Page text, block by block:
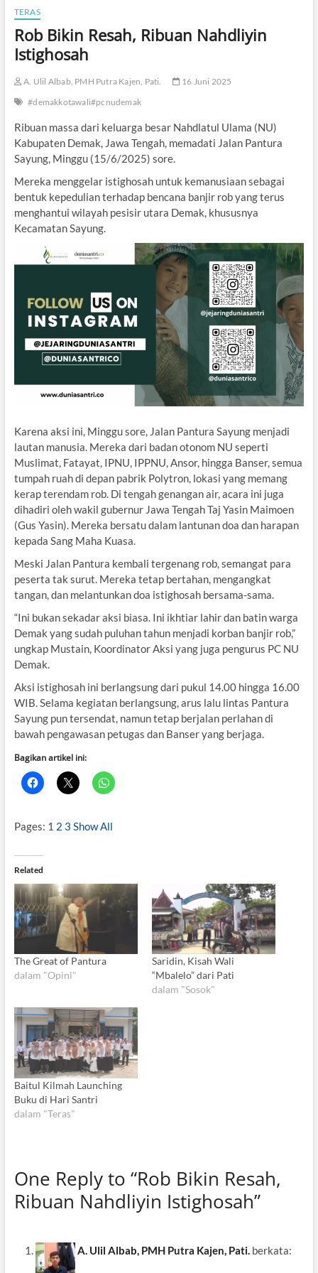
TERAS
Rob Bikin Resah, Ribuan Nahdliyin
Istighosah
A. Ulil Albab, PMH Putra Kajen, Pati.
16 Juni 2025
#demakkotawali#pcnudemak
Ribuan massa dari keluarga besar Nahdlatul Ulama (NU)
Kabupaten Demak, Jawa Tengah, memadati Jalan Pantura
Sayung, Minggu (15/6/2025) sore.
Mereka menggelar istighosah untuk kemanusiaan sebagai
bentuk kepedulian terhadap bencana banjir rob yang terus
menghantui wilayah pesisir utara Demak, khususnya
Kecamatan Sayung.
Karena aksi ini, Minggu sore, Jalan Pantura Sayung menjadi
lautan manusia. Mereka dari badan otonom NU seperti
Muslimat, Fatayat, IPNU, IPPNU, Ansor, hingga Banser, semua
tumpah ruah di depan pabrik Polytron, lokasi yang memang
kerap terendam rob. Di tengah genangan air, acara ini juga
dihadiri oleh wakil gubernur Jawa Tengah Taj Yasin Maimoen
(Gus Yasin). Mereka bersatu dalam lantunan doa dan harapan
kepada Sang Maha Kuasa.
Meski Jalan Pantura kembali tergenang rob, semangat para
peserta tak surut. Mereka tetap bertahan, mengangkat
tangan, dan melantunkan doa istighosah bersama-sama.
“Ini bukan sekadar aksi biasa. Ini ikhtiar lahir dan batin warga
Demak yang sudah puluhan tahun menjadi korban banjir rob,”
ungkap Mustain, Koordinator Aksi yang juga pengurus PC NU
Demak.
Aksi istighosah ini berlangsung dari pukul 14.00 hingga 16.00
WIB. Selama kegiatan berlangsung, arus lalu lintas Pantura
Sayung pun tersendat, namun tetap berjalan perlahan di
bawah pengawasan petugas dan Banser yang berjaga.
Bagikan artikel ini:
Pages: 1 2 3 Show All
Related
The Great of Pantura
dalam "Opini"
Saridin, Kisah Wali
“Mbalelo” dari Pati
dalam "Sosok"
Baitul Kilmah Launching
Buku di Hari Santri
dalam "Teras"
One Reply to “Rob Bikin Resah,
Ribuan Nahdliyin Istighosah”
A. Ulil Albab, PMH Putra Kajen, Pati. berkata: